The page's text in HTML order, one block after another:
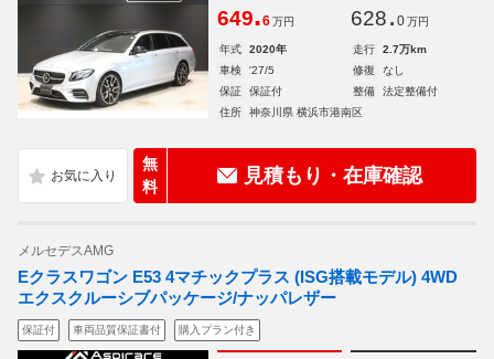
649.6 万円 628. 0 万円
年式 2020年 走行
2.7万km
車検
'27/5 修復
なし
保証
保証付 整備
法定整備付
住所
神奈川県 横浜市港南区
無
料
見積もり・在庫確認
メルセデスAMG
Eクラスワゴン E53 4マチックプラス (ISG搭載モデル) 4WD
エクスクルーシブパッケージ/ナッパレザー
保証付 車両品質保証書付 購入プラン付き